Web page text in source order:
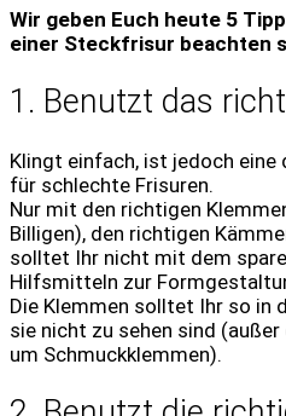
Wir geben Euch heute 5
einer Steckfrisur beachten
1. Benutzt das
Klingt einfach, ist jedoch eine
für schlechte Frisuren.
Nur mit den richtigen
Billigen), den richtigen
solltet Ihr nicht mit dem
Hilfsmitteln zur
Die Klemmen solltet Ihr so in
sie nicht zu sehen sind
um Schmuckklemmen).